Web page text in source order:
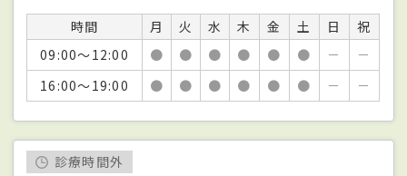
時間 月 火 水 木 金 土 日
祝
09:00～12:00
● ● ● ● ● ● －
－
16:00～19:00
● ● ● ● ● ● － －
診療時間外